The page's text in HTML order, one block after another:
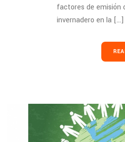
factores de emisión
invernadero en la [...]